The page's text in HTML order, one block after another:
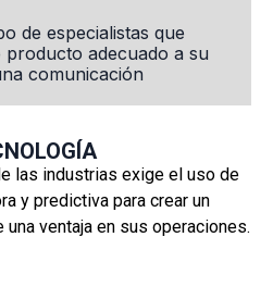
de especialistas que
adecuado a su
comunicación
las industrias exige el uso de
y predictiva para crear un
ventaja en sus operaciones.